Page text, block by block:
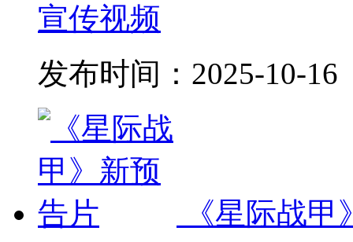
宣传视频
发布时间： 2025-10-16
《星际战